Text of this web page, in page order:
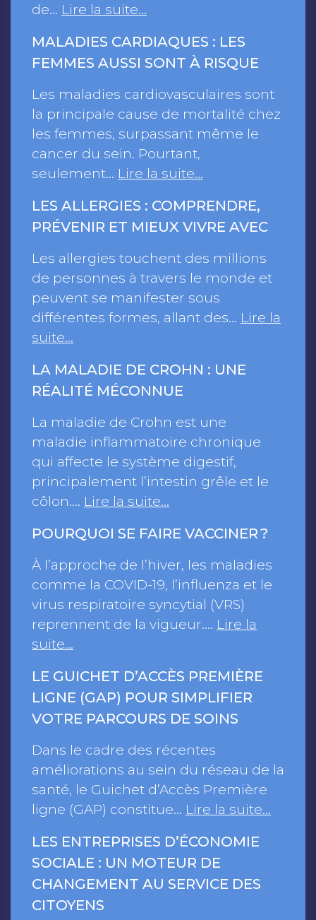
de… Lire la suite…
MALADIES CARDIAQUES : LES
FEMMES AUSSI SONT À RISQUE
Les maladies cardiovasculaires sont
la principale cause de mortalité chez
les femmes, surpassant même le
cancer du sein. Pourtant,
seulement… Lire la suite…
LES ALLERGIES : COMPRENDRE,
PRÉVENIR ET MIEUX VIVRE AVEC
Les allergies touchent des millions
de personnes à travers le monde et
peuvent se manifester sous
différentes formes, allant des… Lire la
suite…
LA MALADIE DE CROHN : UNE
RÉALITÉ MÉCONNUE
La maladie de Crohn est une
maladie inflammatoire chronique
qui affecte le système digestif,
principalement l’intestin grêle et le
côlon.… Lire la suite…
POURQUOI SE FAIRE VACCINER ?
À l’approche de l’hiver, les maladies
comme la COVID-19, l’influenza et le
virus respiratoire syncytial (VRS)
reprennent de la vigueur.… Lire la
suite…
LE GUICHET D’ACCÈS PREMIÈRE
LIGNE (GAP) POUR SIMPLIFIER
VOTRE PARCOURS DE SOINS
Dans le cadre des récentes
améliorations au sein du réseau de la
santé, le Guichet d’Accès Première
ligne (GAP) constitue… Lire la suite…
LES ENTREPRISES D’ÉCONOMIE
SOCIALE : UN MOTEUR DE
CHANGEMENT AU SERVICE DES
CITOYENS